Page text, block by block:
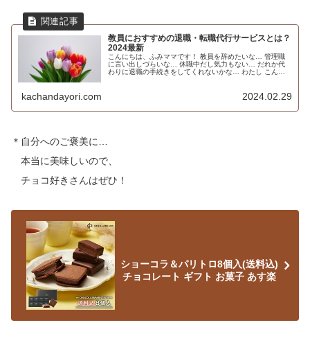
教員におすすめの退職・転職代行サービスとは？
2024最新
こんにちは、ふみママです！ 教員を辞めたいな… 管理職
に言い出しづらいな… 休職中だし気力もない… だれか代
わりに退職の手続きをしてくれないかな… わたし こんな
kachandayori.com 2024.02.29
＊自分へのご褒美に…
本当に美味しいので、
チョコ好きさんはぜひ！
ショーコラ＆パリトロ8個入(送料込)
チョコレート ギフト お菓子 あす楽